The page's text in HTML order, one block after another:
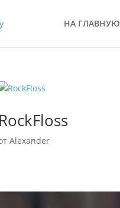
НА ГЛАВНУЮ
RockFloss
Alexander